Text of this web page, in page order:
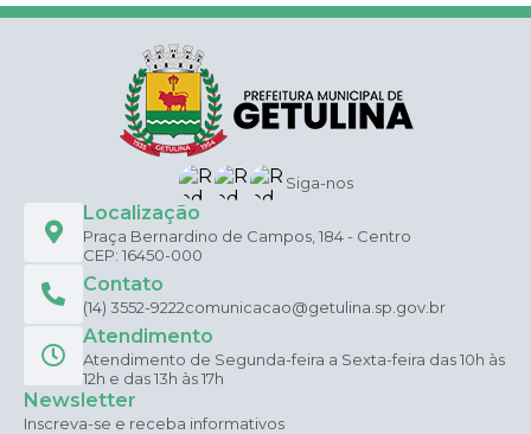
Siga-nos
Localização
Praça Bernardino de Campos, 184 - Centro
CEP: 16450-000
Contato
(14) 3552-9222comunicacao@getulina.sp.gov.br
Atendimento
Atendimento de Segunda-feira a Sexta-feira das 10h às
12h e das 13h às 17h
Newsletter
Inscreva-se e receba informativos